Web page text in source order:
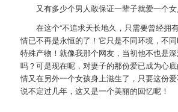
又有多少个男人敢保证一辈子就爱一个女
在这个“不追求天长地久，只需要曾经拥
情已不再是永恒的了！它只是不同环境，不
特殊产物！就像我那个网友，当初他不也是
吗？可是现在呢，对妻子的那份爱已成为心
情又在另外一个女孩身上滋生了，只要这份
说不定过几年，这又是一个美丽的回忆呢！